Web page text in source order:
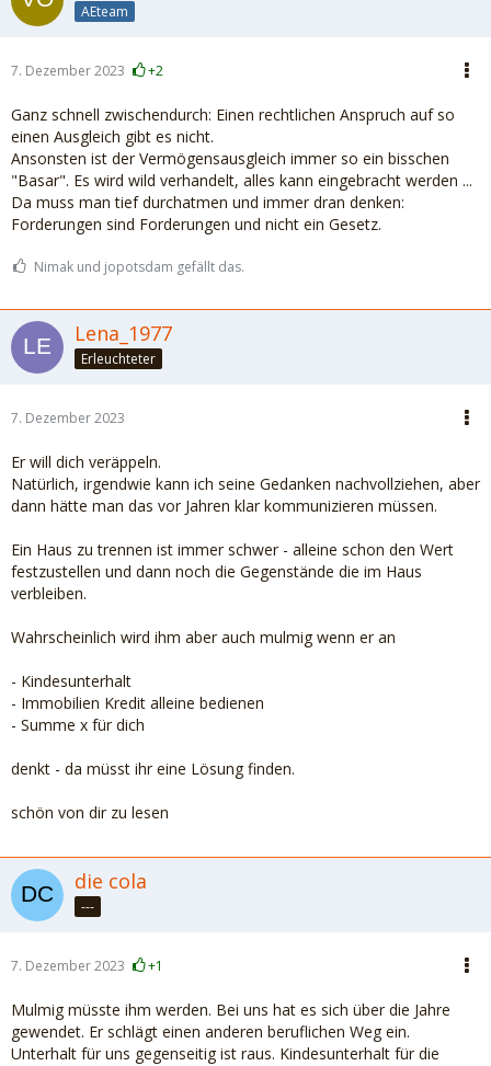
AEteam
7. Dezember 2023 +2
Ganz schnell zwischendurch: Einen rechtlichen Anspruch auf so
einen Ausgleich gibt es nicht.
Ansonsten ist der Vermögensausgleich immer so ein bisschen
"Basar". Es wird wild verhandelt, alles kann eingebracht werden ...
Da muss man tief durchatmen und immer dran denken:
Forderungen sind Forderungen und nicht ein Gesetz.
Nimak und jopotsdam gefällt das.
Lena_1977
Erleuchteter
7. Dezember 2023
Er will dich veräppeln.
Natürlich, irgendwie kann ich seine Gedanken nachvollziehen, aber
dann hätte man das vor Jahren klar kommunizieren müssen.
Ein Haus zu trennen ist immer schwer - alleine schon den Wert
festzustellen und dann noch die Gegenstände die im Haus
verbleiben.
Wahrscheinlich wird ihm aber auch mulmig wenn er an
- Kindesunterhalt
- Immobilien Kredit alleine bedienen
- Summe x für dich
denkt - da müsst ihr eine Lösung finden.
schön von dir zu lesen
die cola
---
7. Dezember 2023 +1
Mulmig müsste ihm werden. Bei uns hat es sich über die Jahre
gewendet. Er schlägt einen anderen beruflichen Weg ein.
Unterhalt für uns gegenseitig ist raus. Kindesunterhalt für die